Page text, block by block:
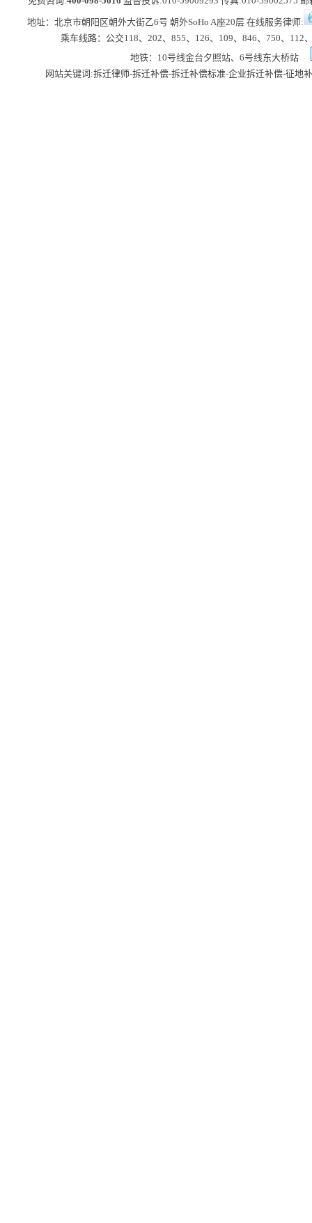
地址：北京市朝阳区朝外大街乙6号 朝外SoHo A座20层 在线服务律师:
乘车线路：公交118、202、855、126、109、846、750、112
地铁：10号线金台夕照站、6号线东大桥站
网站关键词:拆迁律师-拆迁补偿-拆迁补偿标准-企业拆迁补偿-征地